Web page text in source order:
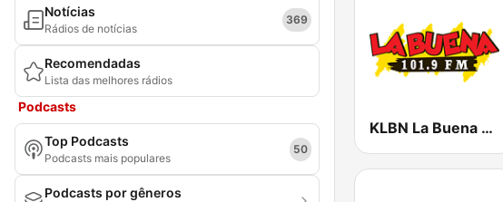
Notícias
Rádios de notícias
369
Recomendadas
Lista das melhores rádios
Podcasts
Top Podcasts
Podcasts mais populares
50
Podcasts por gêneros
KLBN La Buena 101.9 FM